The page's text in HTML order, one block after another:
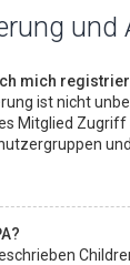
und
mich
ist nicht
Mitglied Zugriff